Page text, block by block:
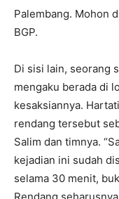
Palembang. Mohon
BGP.
Di sisi lain, seorang
mengaku berada di
kesaksiannya.
rendang tersebut
Salim dan timnya.
kejadian ini sudah
selama 30 menit,